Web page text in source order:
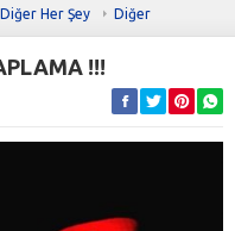
Diğer Her Şey Diğer
!!!